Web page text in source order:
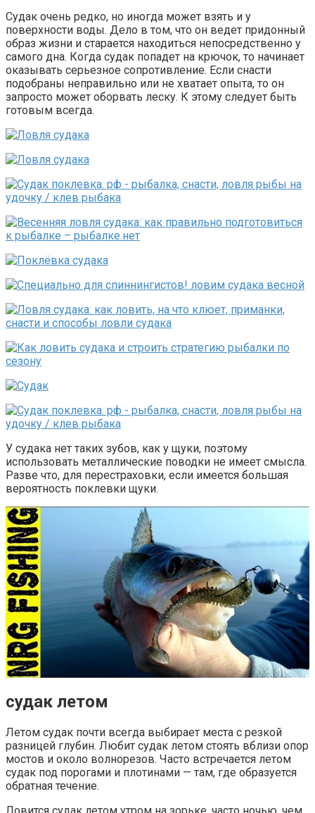
Судак очень редко, но иногда может взять и у
поверхности воды. Дело в том, что он ведет придонный
образ жизни и старается находиться непосредственно у
самого дна. Когда судак попадет на крючок, то начинает
оказывать серьезное сопротивление. Если снасти
подобраны неправильно или не хватает опыта, то он
запросто может оборвать леску. К этому следует быть
готовым всегда.
У судака нет таких зубов, как у щуки, поэтому
использовать металлические поводки не имеет смысла.
Разве что, для перестраховки, если имеется большая
вероятность поклевки щуки.
судак летом
Летом судак почти всегда выбирает места с резкой
разницей глубин. Любит судак летом стоять вблизи опор
мостов и около волнорезов. Часто встречается летом
судак под порогами и плотинами — там, где образуется
обратная течение.